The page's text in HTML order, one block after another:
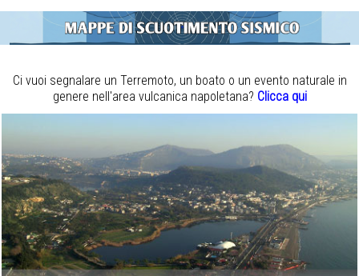
Ci vuoi segnalare un Terremoto, un boato o un evento naturale in
genere nell'area vulcanica napoletana? Clicca qui